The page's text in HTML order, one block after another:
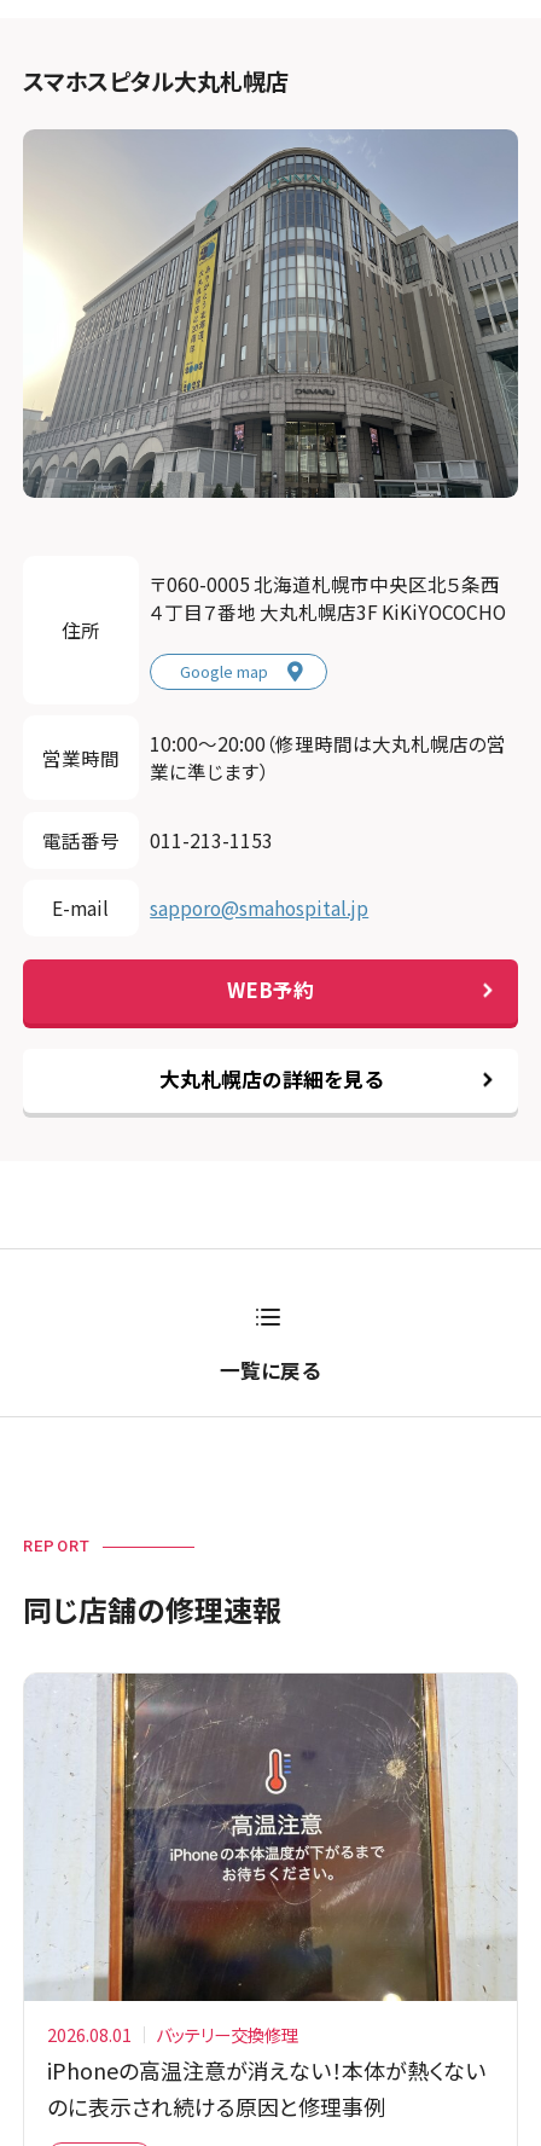
スマホスピタル大丸札幌店
住所
〒060-0005 北海道札幌市中央区北５条西
４丁目７番地 大丸札幌店3F KiKiYOCOCHO
Google map
営業時間
10:00〜20:00（修理時間は大丸札幌店の営
業に準じます）
電話番号 011-213-1153
E-mail sapporo@smahospital.jp
WEB予約
大丸札幌店の詳細を見る
一覧に戻る
REPORT
同じ店舗の修理速報
2026.08.01 バッテリー交換修理
iPhoneの高温注意が消えない！本体が熱くない
のに表示され続ける原因と修理事例